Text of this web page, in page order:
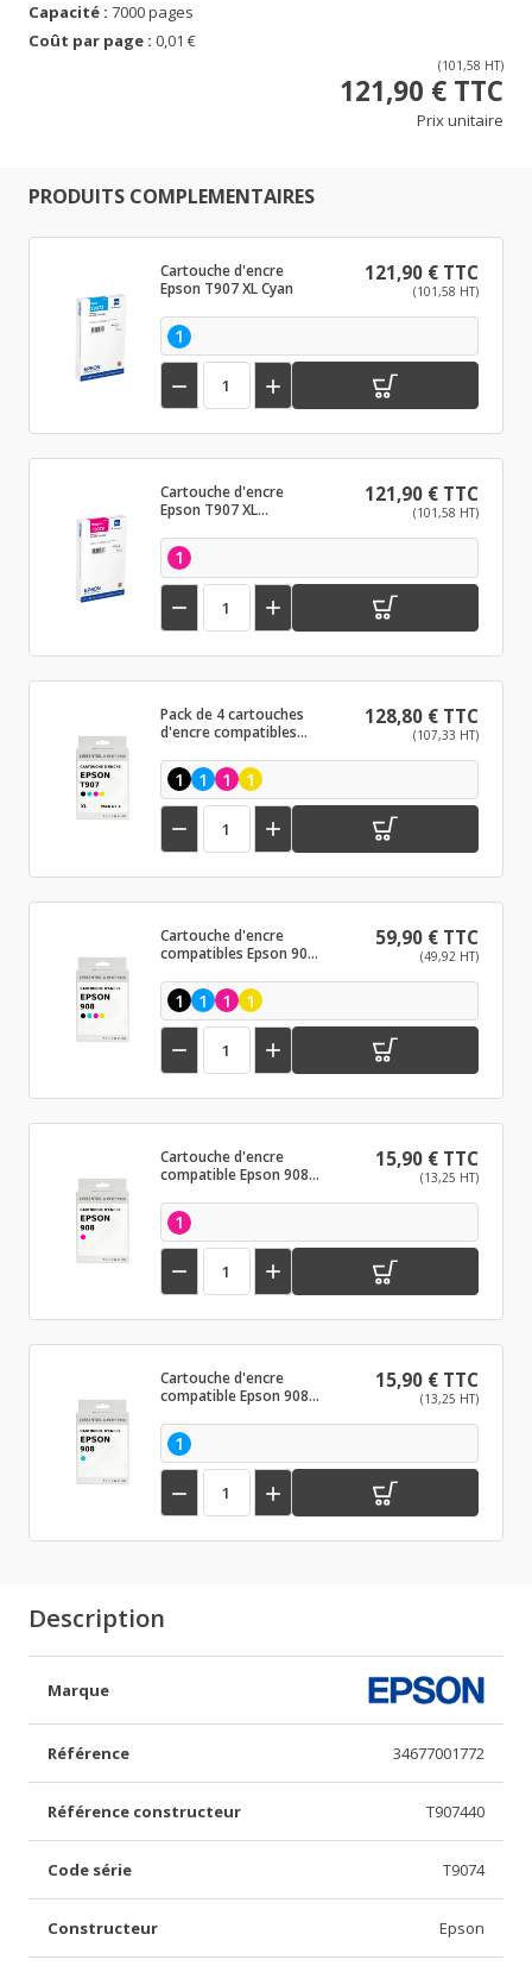
Capacité : 7000 pages
Coût par page : 0,01 €
(101,58 HT)
121,90 € TTC
Prix unitaire
PRODUITS COMPLEMENTAIRES
Cartouche d'encre
Epson T907 XL Cyan
121,90 € TTC
(101,58 HT)
1
 
Cartouche d'encre
Epson T907 XL
121,90 € TTC
(101,58 HT)
1
 
Pack de 4 cartouches
d'encre compatibles
couleurs
128,80 € TTC
(107,33 HT)
1 1 1 1
 
Cartouche d'encre
compatibles Epson 908
59,90 € TTC
(49,92 HT)
1 1 1 1
 
Cartouche d'encre
compatible Epson 908
15,90 € TTC
(13,25 HT)
1
 
Cartouche d'encre
compatible Epson 908
15,90 € TTC
(13,25 HT)
1
 
Description
Marque
Référence 34677001772
Référence constructeur T907440
Code série T9074
Constructeur Epson